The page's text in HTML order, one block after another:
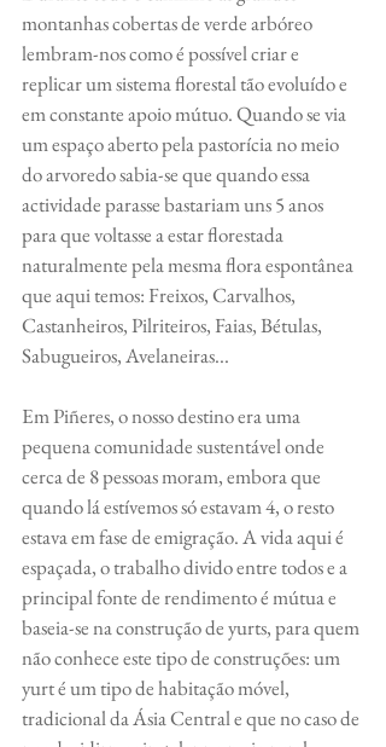
montanhas cobertas de verde arbóreo
lembram-nos como é possível criar e
replicar um sistema florestal tão evoluído e
em constante apoio mútuo. Quando se via
um espaço aberto pela pastorícia no meio
do arvoredo sabia-se que quando essa
actividade parasse bastariam uns 5 anos
para que voltasse a estar florestada
naturalmente pela mesma flora espontânea
que aqui temos: Freixos, Carvalhos,
Castanheiros, Pilriteiros, Faias, Bétulas,
Sabugueiros, Avelaneiras...
Em Piñeres, o nosso destino era uma
pequena comunidade sustentável onde
cerca de 8 pessoas moram, embora que
quando lá estívemos só estavam 4, o resto
estava em fase de emigração. A vida aqui é
espaçada, o trabalho divido entre todos e a
principal fonte de rendimento é mútua e
baseia-se na construção de yurts, para quem
não conhece este tipo de construções: um
yurt é um tipo de habitação móvel,
tradicional da Ásia Central e que no caso de